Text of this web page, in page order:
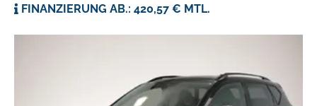
FINANZIERUNG AB.: 420,57 € MTL.